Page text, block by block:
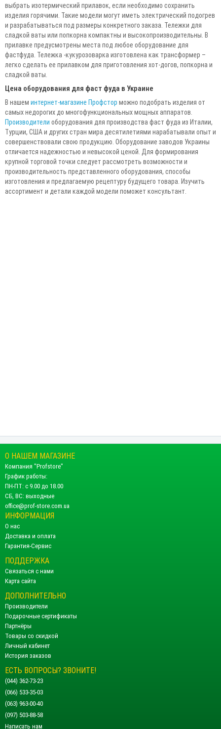
выбрать изотермический прилавок, если необходимо сохранить
изделия горячими. Такие модели могут иметь электрический подогрев
и разрабатываться под размеры конкретного заказа. Тележки для
сладкой ваты или попкорна компактны и высокопроизводительны. В
прилавке предусмотрены места под любое оборудование для
фастфуда. Тележка -кукурозоварка изготовлена как трансформер –
легко сделать ее прилавком для приготовления хот-догов, попкорна и
сладкой ваты.
Цена оборудования для фаст фуда в Украине
В нашем интернет-магазине Профстор можно подобрать изделия от
самых недорогих до многофункциональных мощных аппаратов.
Производители оборудования для производства фаст фуда из Италии,
Турции, США и других стран мира десятилетиями нарабатывали опыт и
совершенствовали свою продукцию. Оборудование заводов Украины
отличается надежностью и невысокой ценой. Для формирования
крупной торговой точки следует рассмотреть возможности и
производительность представленного оборудования, способы
изготовления и предлагаемую рецептуру будущего товара. Изучить
ассортимент и детали каждой модели поможет консультант.
О НАШЕМ МАГАЗИНЕ
Компания "Profstore"
График работы:
ПН-ПТ: с 9.00 до 18.00
СБ, ВС: выходные
office@prof-store.com.ua
ИНФОРМАЦИЯ
О нас
Доставка и оплата
Гарантия-Сервис
ПОДДЕРЖКА
Связаться с нами
Карта сайта
ДОПОЛНИТЕЛЬНО
Производители
Подарочные сертификаты
Партнёры
Товары со скидкой
Личный кабинет
История заказов
ЕСТЬ ВОПРОСЫ? ЗВОНИТЕ!
(044) 362-73-23
(066) 533-35-03
(063) 963-00-40
(097) 503-88-58
Написать нам